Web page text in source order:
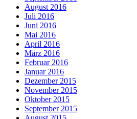
August 2016
Juli 2016
Juni 2016
Mai 2016
April 2016
März 2016
Februar 2016
Januar 2016
Dezember 2015
November 2015
Oktober 2015
September 2015